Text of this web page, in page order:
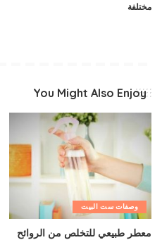
مختلفة
You Might Also Enjoy
وصفات ست البيت
معطر طبيعي للتخلص من الروائح